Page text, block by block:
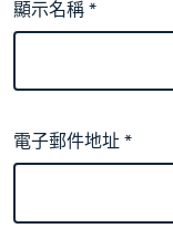
顯示名稱*
電子郵件地址*